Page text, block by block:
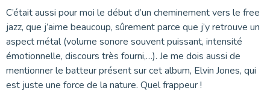
C’était aussi pour moi le début d’un cheminement vers le free
jazz, que j’aime beaucoup, sûrement parce que j’y retrouve un
aspect métal (volume sonore souvent puissant, intensité
émotionnelle, discours très fourni,…). Je me dois aussi de
mentionner le batteur présent sur cet album, Elvin Jones, qui
est juste une force de la nature. Quel frappeur !